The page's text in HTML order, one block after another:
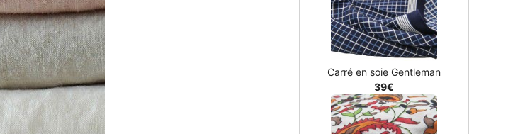
Carré en soie Gentleman
39€